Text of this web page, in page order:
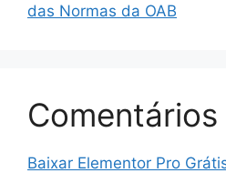
das Normas da OAB
Comentários
Baixar Elementor Pro